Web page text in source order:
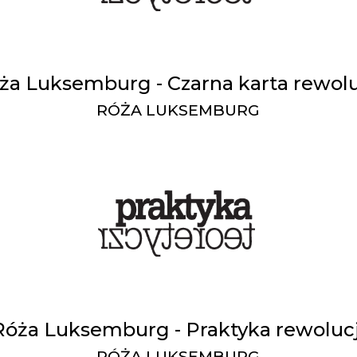
Luksemburg - Czarna karta
RÓŻA LUKSEMBURG
Luksemburg - Praktyka